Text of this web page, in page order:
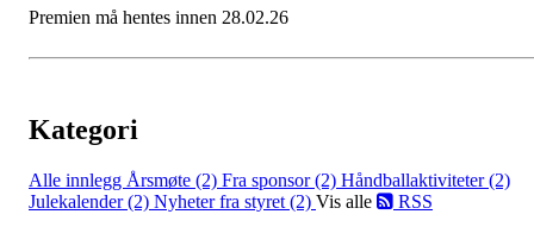
Premien må hentes innen 28.02.26
Kategori
Alle innlegg Årsmøte (2) Fra sponsor (2) Håndballaktiviteter (2)
Julekalender (2) Nyheter fra styret (2) Vis alle RSS